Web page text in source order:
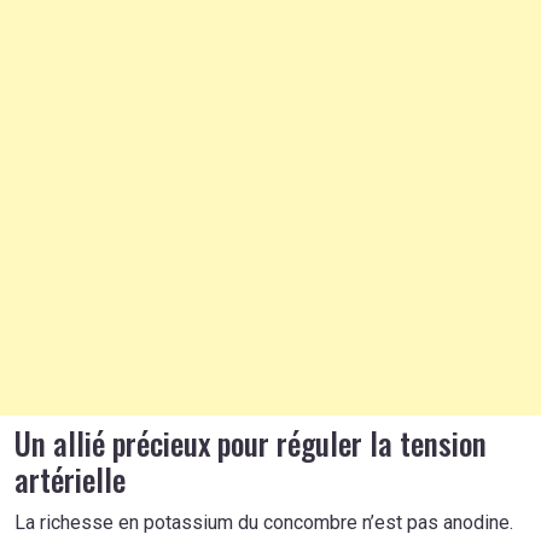
Un allié précieux pour réguler la tension
artérielle
La richesse en potassium du concombre n’est pas anodine.